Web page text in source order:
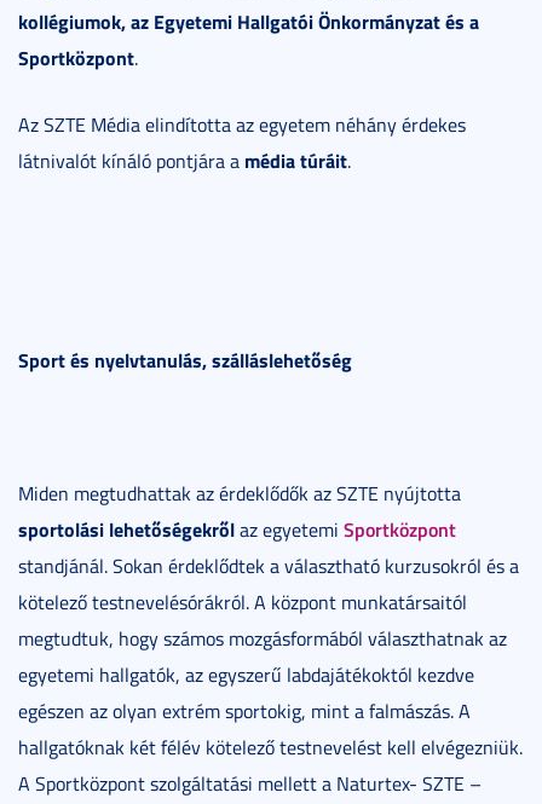
kollégiumok, az Egyetemi Hallgatói Önkormányzat és a
Sportközpont.
Az SZTE Média elindította az egyetem néhány érdekes
látnivalót kínáló pontjára a média túráit.
Sport és nyelvtanulás, szálláslehetőség
Miden megtudhattak az érdeklődők az SZTE nyújtotta
sportolási lehetőségekrőlaz egyetemi Sportközpont
standjánál. Sokan érdeklődtek a választható kurzusokról és a
kötelező testnevelésórákról. A központ munkatársaitól
megtudtuk, hogy számos mozgásformából választhatnak az
egyetemi hallgatók, az egyszerű labdajátékoktól kezdve
egészen az olyan extrém sportokig, mint a falmászás. A
hallgatóknak két félév kötelező testnevelést kell elvégezniük.
A Sportközpont szolgáltatási mellett a Naturtex- SZTE –